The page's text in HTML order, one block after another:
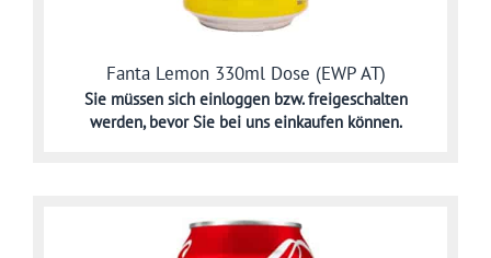
Fanta Lemon 330ml Dose (EWP AT)
Sie müssen sich einloggen bzw. freigeschalten
werden,bevor Sie bei uns einkaufen können.